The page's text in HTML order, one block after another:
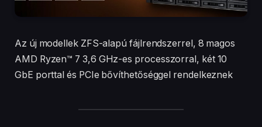
Az új modellek ZFS-alapú fájlrendszerrel, 8 magos
AMD Ryzen™ 7 3,6 GHz-es processzorral, két 10
GbE porttal és PCIe bővíthetőséggel rendelkeznek